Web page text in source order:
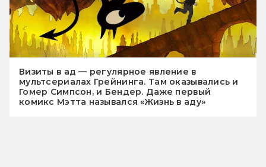
Визиты в ад — регулярное явление в
мультсериалах Грейнинга. Там оказывались и
Гомер Симпсон, и Бендер. Даже первый
комикс Мэтта назывался «Жизнь в аду»